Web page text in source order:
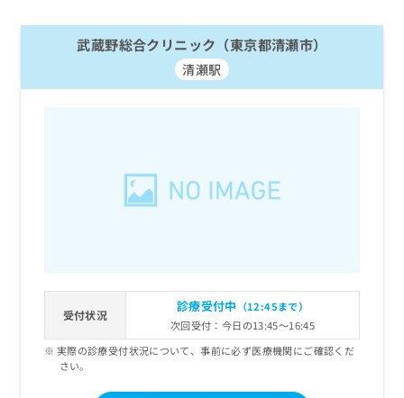
武蔵野総合クリニック（東京都清瀬市）
清瀬駅
受付状況
診療受付中 （12:45まで）
次回受付：今日の13:45～16:45
実際の診療受付状況について、事前に必ず医療機関にご確認くだ
さい。